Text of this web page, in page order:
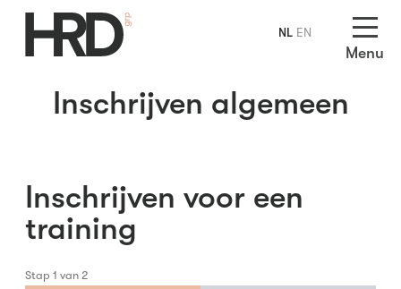
Menu
Inschrijven algemeen
Inschrijven voor een
training
Stap 1 van 2
NL EN